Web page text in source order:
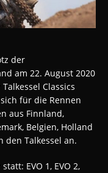
der
am 22. August 2020
Classics
für die Rennen
aus Finnland,
Belgien, Holland
den Talkessel an.
EVO 1, EVO 2,